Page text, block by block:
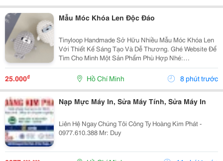
Mẫu Móc Khóa Len Độc Đáo
Tinyloop Handmade Sở Hữu Nhiều Mẫu Móc Khóa Len
Với Thiết Kế Sáng Tạo Và Dễ Thương. Ghé Website Để
Tìm Cho Mình Một Sản Phẩm Phù Hợp Nhé:
Https://Tinyloophandmade.com/
25.000₫ Hồ Chí Minh 8 phút trước
Nạp Mực Máy In, Sửa Máy Tính, Sửa Máy In
Liên Hệ Ngay Chúng Tôi Công Ty Hoàng Kim Phát -
0977.610.388 Mr: Duy